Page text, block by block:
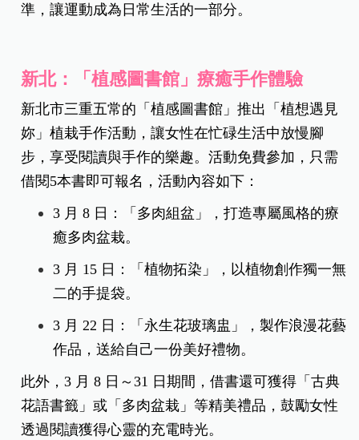
準，讓運動成為日常生活的一部分。
新北：「植感圖書館」療癒手作體驗
新北市三重五常的「植感圖書館」推出「植想遇見
妳」植栽手作活動，讓女性在忙碌生活中放慢腳
步，享受閱讀與手作的樂趣。活動免費參加，只需
借閱5本書即可報名，活動內容如下：
3 月 8 日：「多肉組盆」，打造專屬風格的療
癒多肉盆栽。
3 月 15 日：「植物拓染」，以植物創作獨一無
二的手提袋。
3 月 22 日：「永生花玻璃盅」，製作浪漫花藝
作品，送給自己一份美好禮物。
此外，3 月 8 日～31 日期間，借書還可獲得「古典
花語書籤」或「多肉盆栽」等精美禮品，鼓勵女性
透過閱讀獲得心靈的充電時光。